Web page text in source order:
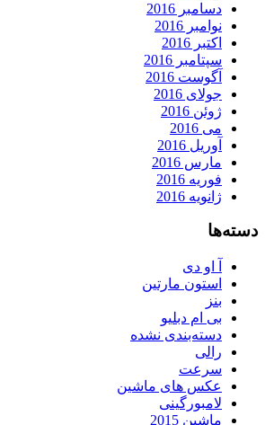
دسامبر 2016
نوامبر 2016
اکتبر 2016
سپتامبر 2016
آگوست 2016
جولای 2016
ژوئن 2016
می 2016
آوریل 2016
مارس 2016
فوریه 2016
ژانویه 2016
دسته‌ها
آ او دی
استون مارتین
بنز
بی ام دبلیو
دسته‌بندی نشده
رالی
سرعت
عکس های ماشین
لامبورگینی
ماشین 2015